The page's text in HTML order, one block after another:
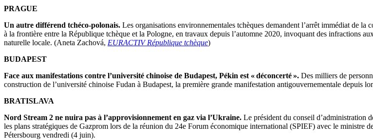
PRAGUE
Un autre différend tchéco-polonais. Les organisations environnementales tchèques demandent l’arrêt immédiat de
à la frontière entre la République tchèque et la Pologne, en travaux depuis l’automne 2020, invoquant des infractions
naturelle locale. (Aneta Zachová, EURACTIV République tchèque)
BUDAPEST
Face aux manifestations contre l’université chinoise de Budapest, Pékin est « déconcerté ». Des milliers de
construction de l’université chinoise Fudan à Budapest, la première grande manifestation antigouvernementale depuis
BRATISLAVA
Nord Stream 2 ne nuira pas à l’approvisionnement en gaz via l’Ukraine. Le président du conseil d’administration
les plans stratégiques de Gazprom lors de la réunion du 24e Forum économique international (SPIEF) avec le
Pétersbourg vendredi (4 juin).